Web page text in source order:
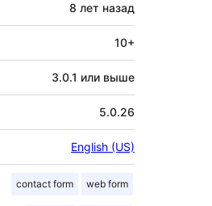
8 лет назад
10+
3.0.1 или выше
5.0.26
English (US)
contact form web form